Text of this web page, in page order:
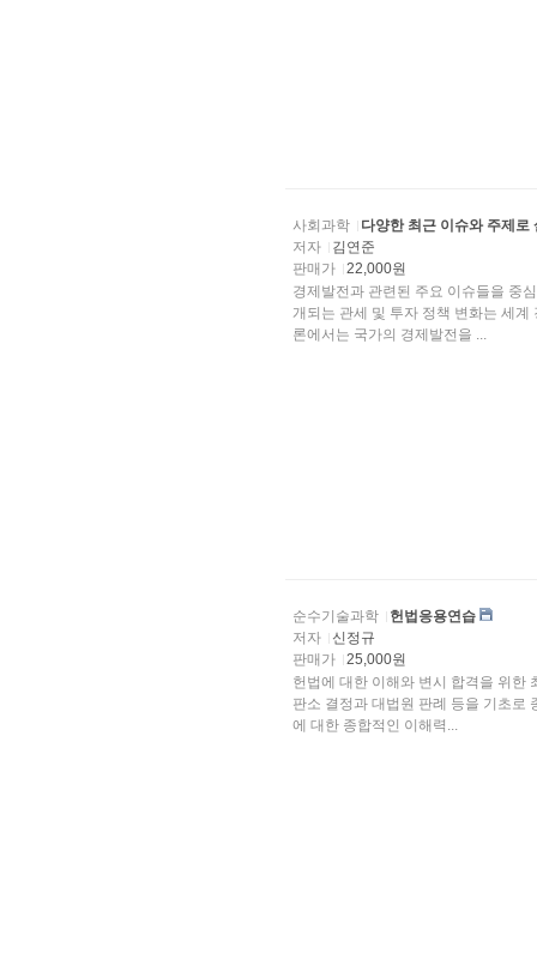
사회과학
다양한 최근 이슈와 주제로
저자
김연준
판매가
22,000원
경제발전과 관련된 주요 이슈들을 중
개되는 관세 및 투자 정책 변화는 세
론에서는 국가의 경제발전을 ...
순수기술과학
헌법응용연습
저자
신정규
판매가
25,000원
헌법에 대한 이해와 변시 합격을 위한
판소 결정과 대법원 판례 등을 기초로
에 대한 종합적인 이해력...